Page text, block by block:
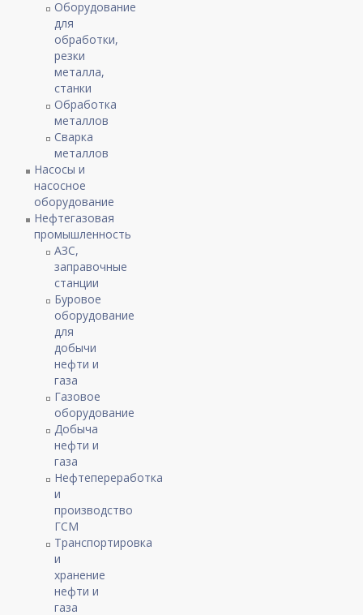
Оборудование
для
обработки,
резки
металла,
станки
Обработка
металлов
Сварка
металлов
Насосы и
насосное
оборудование
Нефтегазовая
промышленность
АЗС,
заправочные
станции
Буровое
оборудование
для
добычи
нефти и
газа
Газовое
оборудование
Добыча
нефти и
газа
Нефтепереработка
и
производство
ГСМ
Транспортировка
и
хранение
нефти и
газа